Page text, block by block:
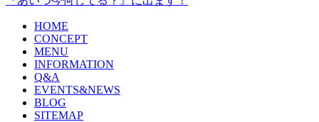
HOME
CONCEPT
MENU
INFORMATION
Q&A
EVENTS&NEWS
BLOG
SITEMAP